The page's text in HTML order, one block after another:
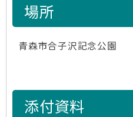
場所
青森市合子沢記念公園
添付資料